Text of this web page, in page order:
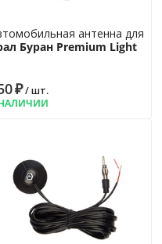
антенна для
Буран Premium Light
₽/ шт.